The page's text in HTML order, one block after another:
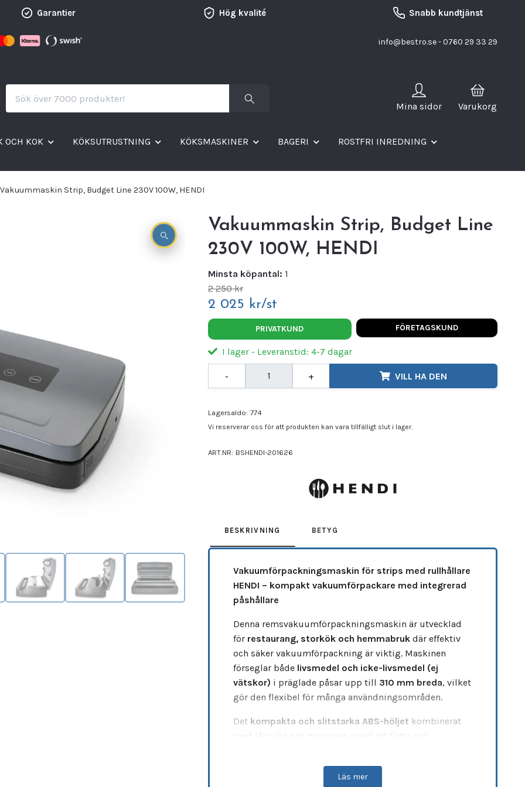
Garantier Hög kvalité Snabb kundtjänst
info@bestro.se- 0760 29 33 29
Mina sidor Varukorg
OCH KOK KÖKSUTRUSTNING KÖKSMASKINER BAGERI ROSTFRI INREDNING
Vakuummaskin Strip, Budget Line 230V 100W, HENDI
Vakuummaskin Strip, Budget Line
230V 100W, HENDI
Minsta köpantal: 1
2 250 kr
2 025 kr/st
PRIVATKUND FÖRETAGSKUND
I lager - Leveranstid: 4-7 dagar
- + VILL HA DEN
Lagersaldo: 774
Vi reserverar oss för att produkten kan vara tillfälligt slut i lager.
ART.NR: BSHENDI-201626
BESKRIVNING BETYG
Vakuumförpackningsmaskin för strips med rullhållare
HENDI – kompakt vakuumförpackare med integrerad
påshållare
Denna remsvakuumförpackningsmaskin är utvecklad
för restaurang, storkök och hemmabrukdär effektiv
och säker vakuumförpackning är viktig. Maskinen
förseglar både livsmedel och icke-livsmedel (ej
vätskor) i präglade påsar upp till 310 mm breda, vilket
gör den flexibel för många användningsområden.
Det kompakta och slitstarka ABS-höljet kombinerat
med låg vikt gör maskinen enkel att flytta och
, vilket gör det smidigt att arbeta med
vakuumrullar och påsar. Den manuella
Läs mer